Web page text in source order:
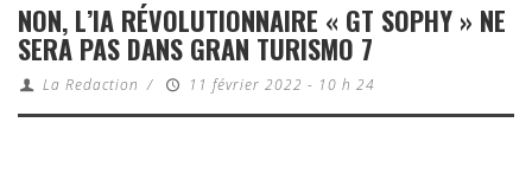
NON, L’IA RÉVOLUTIONNAIRE « GT SOPHY » NE
SERA PAS DANS GRAN TURISMO 7
La Redaction / 11 février 2022 - 10 h 24